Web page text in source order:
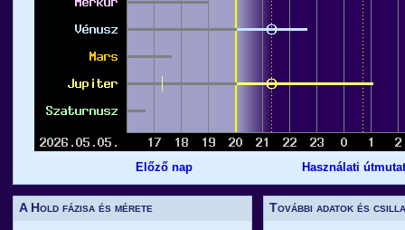
Előző nap Használati
A Hold fázisa és mérete További adatok és